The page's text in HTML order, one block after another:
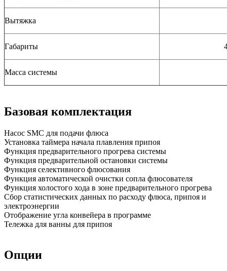
Вытяжка
Габариты
Масса системы
Базовая комплектация
Насос SMC для подачи флюса
Установка таймера начала плавления припоя
Функция предварительного прогрева системы
Функция предварительной остановки системы
Функция селективного флюсования
Функция автоматической очистки сопла флюсователя
Функция холостого хода в зоне предварительного прогрева
Сбор статистических данных по расходу флюса, припоя и
электроэнергии
Отображение угла конвейера в программе
Тележка для ванны для припоя
Опции